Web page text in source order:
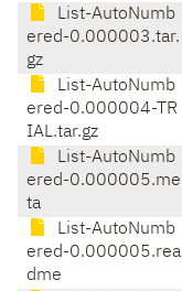
List-AutoNumb
ered-0.000003.tar.
gz
List-AutoNumb
ered-0.000004-TR
IAL.tar.gz
List-AutoNumb
ered-0.000005.me
ta
List-AutoNumb
ered-0.000005.rea
dme